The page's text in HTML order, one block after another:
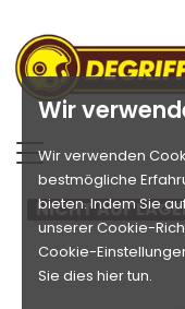
Wir
Wir verwenden
bestmögliche
bieten. Indem Sie
unserer Cookie-
Cookie-
Sie dies hier tun.
NICHT AUF